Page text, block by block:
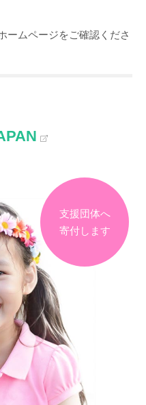
ームページをご確認くださ
支援団体へ
寄付します